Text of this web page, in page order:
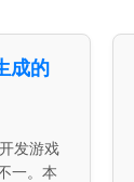
成的
发游戏
一。本